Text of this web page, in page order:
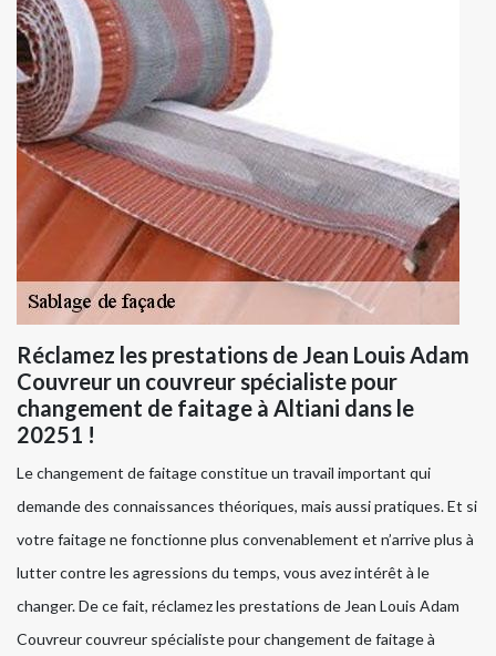
Réclamez les prestations de Jean Louis Adam
Couvreur un couvreur spécialiste pour
changement de faitage à Altiani dans le
20251 !
Le changement de faitage constitue un travail important qui
demande des connaissances théoriques, mais aussi pratiques. Et si
votre faitage ne fonctionne plus convenablement et n’arrive plus à
lutter contre les agressions du temps, vous avez intérêt à le
changer. De ce fait, réclamez les prestations de Jean Louis Adam
Couvreur couvreur spécialiste pour changement de faitage à